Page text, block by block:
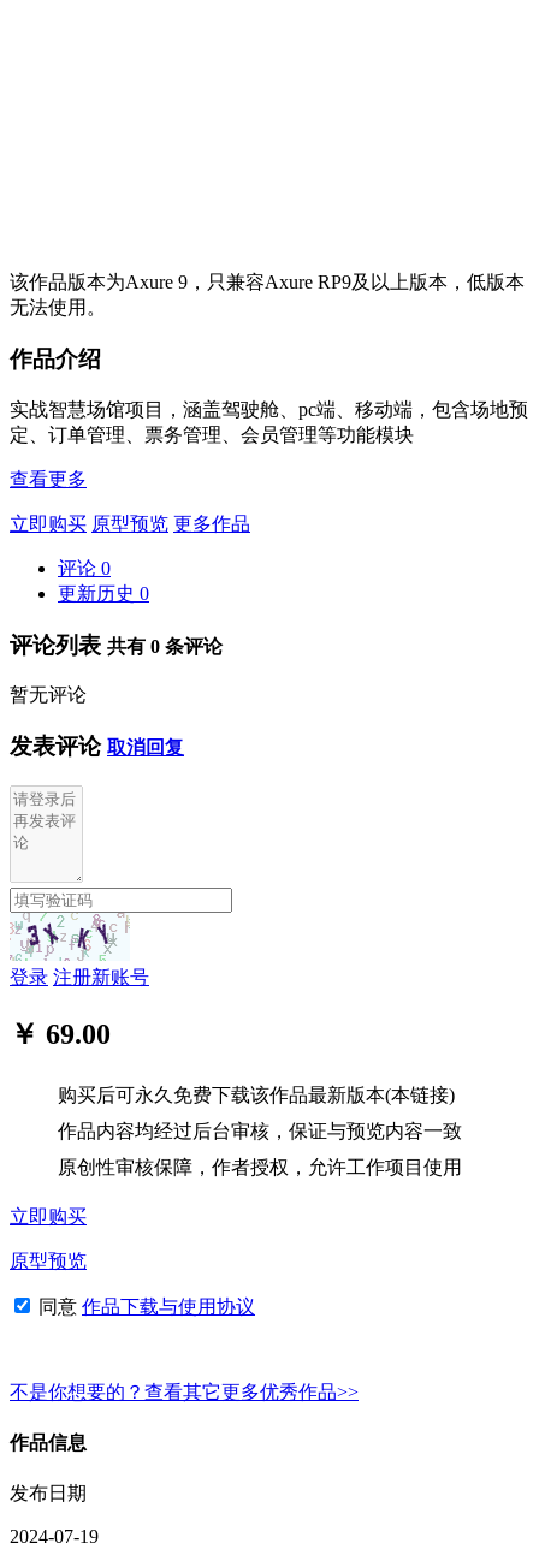
该作品版本为Axure 9，只兼容Axure RP9及以上版本，低版本
无法使用。
作品介绍
实战智慧场馆项目，涵盖驾驶舱、pc端、移动端，包含场地预
定、订单管理、票务管理、会员管理等功能模块
查看更多
立即购买 原型预览 更多作品
评论 0
更新历史 0
评论列表 共有 0 条评论
暂无评论
发表评论 取消回复
登录 注册新账号
￥ 69.00
购买后可永久免费下载该作品最新版本(本链接)
作品内容均经过后台审核，保证与预览内容一致
原创性审核保障，作者授权，允许工作项目使用
立即购买
原型预览
同意 作品下载与使用协议
不是你想要的？查看其它更多优秀作品>>
作品信息
发布日期
2024-07-19